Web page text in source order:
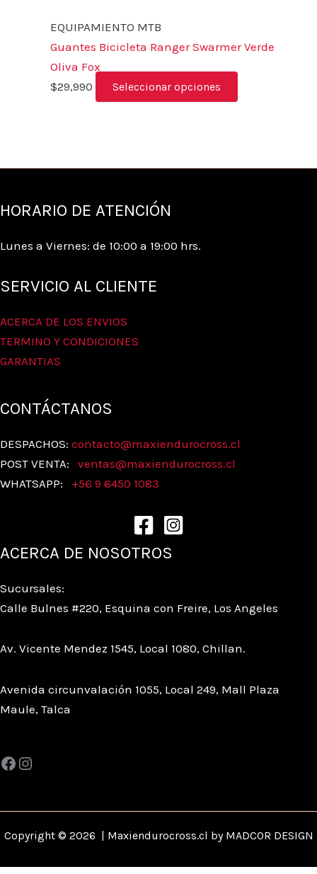
EQUIPAMIENTO MTB
Guantes Bicicleta Ranger Swarmer Verde
Oliva Fox
$29,990 Seleccionar opciones
HORARIO DE ATENCIÓN
Lunes a Viernes: de 10:00 a 19:00 hrs.
SERVICIO AL CLIENTE
ACERCA DE LOS ENVIOS
TERMINO Y CONDICIONES
GARANTIAS
CONTÁCTANOS
DESPACHOS: contacto@maxiendurocross.cl
POST VENTA: ventas@maxiendurocross.cl
WHATSAPP: +56 9 6450 1083
ACERCA DE NOSOTROS
Sucursales:
Calle Bulnes #220, Esquina con Freire, Los Angeles
Av. Vicente Mendez 1545, Local 1080, Chillan.
Avenida circunvalación 1055, Local 249, Mall Plaza
Maule, Talca
Copyright © 2026 | Maxiendurocross.cl by MADCOR DESIGN